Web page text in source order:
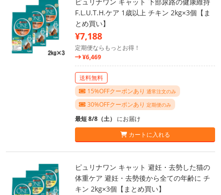
ピュリナワン キャット 下部尿路の健康維持
F.L.U.T.H.ケア 1歳以上 チキン 2kg×3個【ま
とめ買い】
¥7,188
定期便ならもっとお得！
¥6,469
送料無料
15%OFFクーポンあり 通常注文のみ
30%OFFクーポンあり 定期便のみ
最短 8/8（土） にお届け
カートに入れる
ピュリナワン キャット 避妊・去勢した猫の
体重ケア 避妊・去勢後から全ての年齢に チ
キン 2kg×3個【まとめ買い】